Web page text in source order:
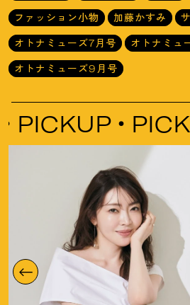
ファッション小物
加藤かすみ
オトナミューズ7月号
オトナミュ
オトナミューズ9月号
PICKUP